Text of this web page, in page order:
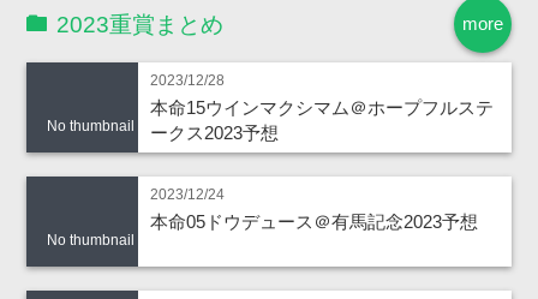
more
2023重賞まとめ
No thumbnail
2023/12/28
本命15ウインマクシマム＠ホープフルステ
ークス2023予想
No thumbnail
2023/12/24
本命05ドウデュース＠有馬記念2023予想